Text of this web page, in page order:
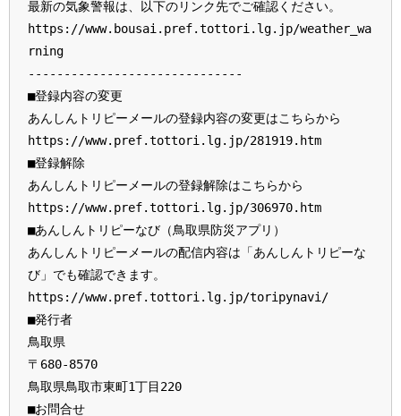
最新の気象警報は、以下のリンク先でご確認ください。
https://www.bousai.pref.tottori.lg.jp/weather_wa
rning
------------------------------
■登録内容の変更
あんしんトリピーメールの登録内容の変更はこちらから
https://www.pref.tottori.lg.jp/281919.htm
■登録解除
あんしんトリピーメールの登録解除はこちらから
https://www.pref.tottori.lg.jp/306970.htm
■あんしんトリピーなび（鳥取県防災アプリ）
あんしんトリピーメールの配信内容は「あんしんトリピーな
び」でも確認できます。
https://www.pref.tottori.lg.jp/toripynavi/
■発行者
鳥取県
〒680-8570
鳥取県鳥取市東町1丁目220
■お問合せ